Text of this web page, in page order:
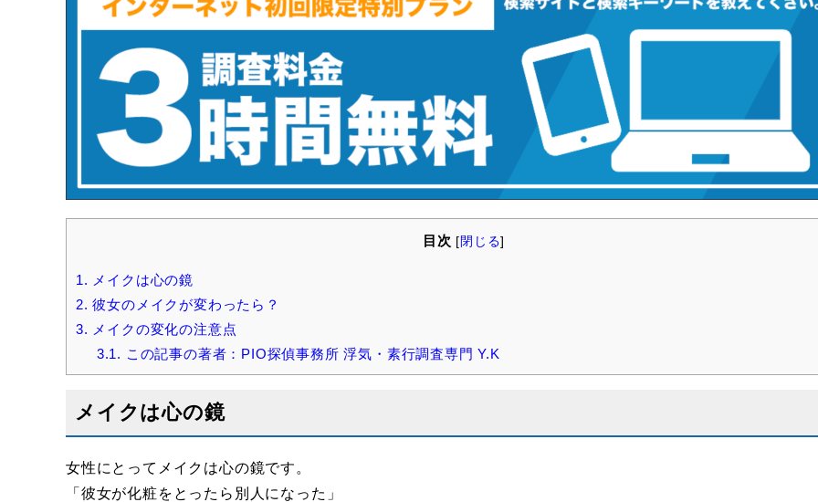
目次 [閉じる]
1. メイクは心の鏡
2. 彼女のメイクが変わったら？
3. メイクの変化の注意点
3.1. この記事の著者：PIO探偵事務所 浮気・素行調査専門 Y.K
メイクは心の鏡
女性にとってメイクは心の鏡です。
「彼女が化粧をとったら別人になった」